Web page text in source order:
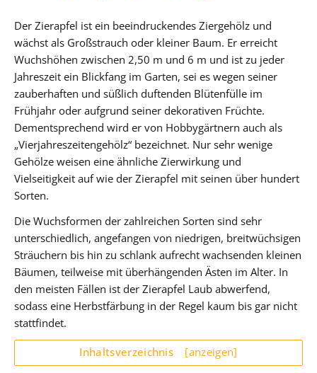
Der Zierapfel ist ein beeindruckendes Ziergehölz und
wächst als Großstrauch oder kleiner Baum. Er erreicht
Wuchshöhen zwischen 2,50 m und 6 m und ist zu jeder
Jahreszeit ein Blickfang im Garten, sei es wegen seiner
zauberhaften und süßlich duftenden Blütenfülle im
Frühjahr oder aufgrund seiner dekorativen Früchte.
Dementsprechend wird er von Hobbygärtnern auch als
„Vierjahreszeitengehölz“ bezeichnet. Nur sehr wenige
Gehölze weisen eine ähnliche Zierwirkung und
Vielseitigkeit auf wie der Zierapfel mit seinen über hundert
Sorten.
Die Wuchsformen der zahlreichen Sorten sind sehr
unterschiedlich, angefangen von niedrigen, breitwüchsigen
Sträuchern bis hin zu schlank aufrecht wachsenden kleinen
Bäumen, teilweise mit überhängenden Ästen im Alter. In
den meisten Fällen ist der Zierapfel Laub abwerfend,
sodass eine Herbstfärbung in der Regel kaum bis gar nicht
stattfindet.
Inhaltsverzeichnis [anzeigen]